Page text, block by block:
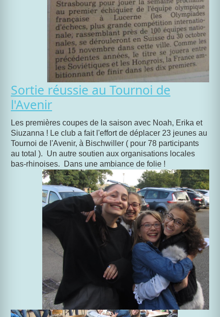
Sortie réussie au Tournoi de
l'Avenir
Les premières coupes de la saison avec Noah, Erika et
Siuzanna ! Le club a fait l'effort de déplacer 23 jeunes au
Tournoi de l'Avenir, à Bischwiller ( pour 78 participants
au total ). Un autre soutien aux organisations locales
bas-rhinoises. Dans une ambiance de folie !